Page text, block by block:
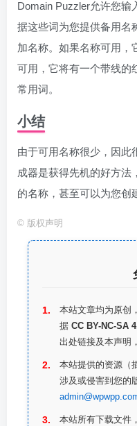
Domain Puzzler允许您输
据这些词为您提供备用名
加名称。如果名称可用，
可用，它将有一个带线的
常用词。
小结
由于可用名称很少，因此
成器是获得先机的好方法
的名称，甚至可以为您创
© 版权声明
本站文章均为原创
据 CC BY-NC-SA
出处链接及本声明
本站提供的资源（
涉及或侵害到您的
本站所有下载文件